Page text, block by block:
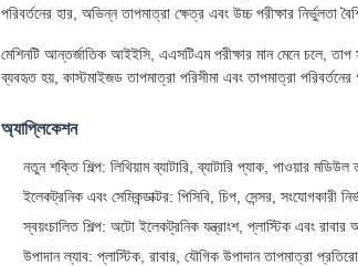
পরিবর্তনের হার, অভিন্ন তাপমাত্রা ক্ষেত্র এবং উচ্চ পরীক্ষার নির্ভুলতা
মেশিনটি আন্তর্জাতিক আইইসি, এএসটিএম পরীক্ষার মান মেনে চলে, তাপ
ব্যবহৃত হয়, কাস্টমাইজড তাপমাত্রা পরিসীমা এবং তাপমাত্রা
অ্যাপ্লিকেশন
নতুন শক্তি শিল্প: লিথিয়াম ব্যাটারি, ব্যাটারি প্যাক, পাওয়ার মডিউল
ইলেকট্রনিক এবং সেমিকন্ডাক্টর: পিসিবি, চিপ, সেন্সর, সংযোগকারী
স্বয়ংচালিত শিল্প: অটো ইলেকট্রনিক যন্ত্রাংশ, প্লাস্টিক এবং
উপাদান ল্যাব: প্লাস্টিক, রাবার, যৌগিক উপাদান তাপমাত্রা